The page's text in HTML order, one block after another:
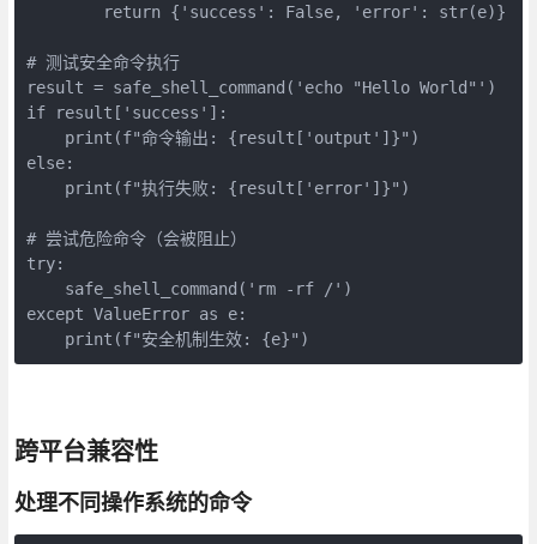
        return {'success': False, 'error': str(e)}
# 测试安全命令执行
result = safe_shell_command('echo "Hello World"')
if result['success']:
    print(f"命令输出: {result['output']}")
else:
    print(f"执行失败: {result['error']}")
# 尝试危险命令（会被阻止）
try:
    safe_shell_command('rm -rf /')
except ValueError as e:
    print(f"安全机制生效: {e}")
跨平台兼容性
处理不同操作系统的命令